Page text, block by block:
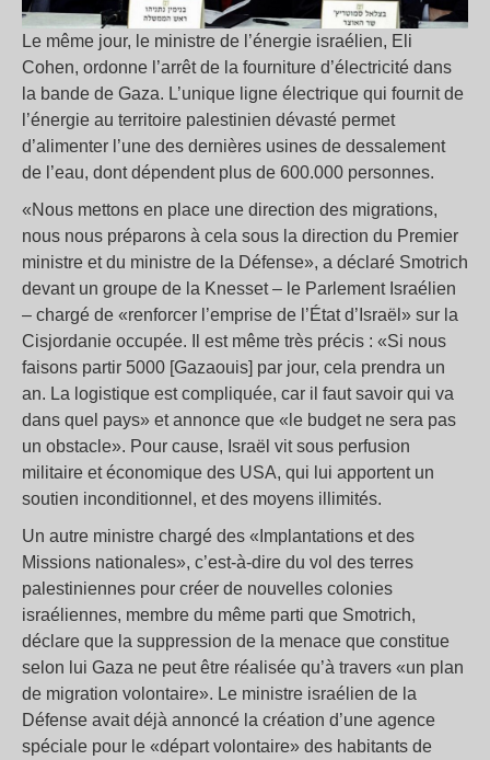
Le même jour, le ministre de l’énergie israélien, Eli
Cohen, ordonne l’arrêt de la fourniture d’électricité dans
la bande de Gaza. L’unique ligne électrique qui fournit de
l’énergie au territoire palestinien dévasté permet
d’alimenter l’une des dernières usines de dessalement
de l’eau, dont dépendent plus de 600.000 personnes.
«Nous mettons en place une direction des migrations,
nous nous préparons à cela sous la direction du Premier
ministre et du ministre de la Défense», a déclaré Smotrich
devant un groupe de la Knesset – le Parlement Israélien
– chargé de «renforcer l’emprise de l’État d’Israël» sur la
Cisjordanie occupée. Il est même très précis : «Si nous
faisons partir 5000 [Gazaouis] par jour, cela prendra un
an. La logistique est compliquée, car il faut savoir qui va
dans quel pays» et annonce que «le budget ne sera pas
un obstacle». Pour cause, Israël vit sous perfusion
militaire et économique des USA, qui lui apportent un
soutien inconditionnel, et des moyens illimités.
Un autre ministre chargé des «Implantations et des
Missions nationales», c’est-à-dire du vol des terres
palestiniennes pour créer de nouvelles colonies
israéliennes, membre du même parti que Smotrich,
déclare que la suppression de la menace que constitue
selon lui Gaza ne peut être réalisée qu’à travers «un plan
de migration volontaire». Le ministre israélien de la
Défense avait déjà annoncé la création d’une agence
spéciale pour le «départ volontaire» des habitants de